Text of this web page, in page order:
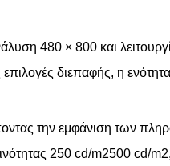
480 × 800 και
επιλογές διεπαφής, η
την εμφάνιση των
250 cd/m2500 cd/